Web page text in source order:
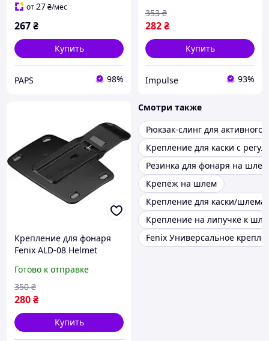
от27₴/мес
267₴
Купить
PAPS 98%
282₴
353 ₴
Купить
Impulse 93%
Крепление для фонаря
Fenix ALD-08 Helmet
Готово к отправке
280₴
350 ₴
Купить
Смотри также
Рюкзак-слинг для активного
Крепление для каски с
Резинка для фонаря на шлем
Крепеж на шлем
Крепление для каски/шлема
Крепление на липучке к
Fenix Универсальное